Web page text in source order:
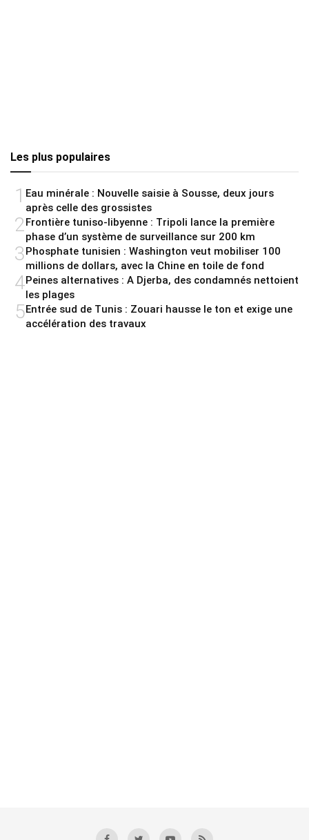
Les plus populaires
1 Eau minérale : Nouvelle saisie à Sousse, deux jours
après celle des grossistes
2Frontière tuniso-libyenne : Tripoli lance la première
phase d’un système de surveillance sur 200 km
3Phosphate tunisien : Washington veut mobiliser 100
millions de dollars, avec la Chine en toile de fond
4Peines alternatives : A Djerba, des condamnés nettoient
les plages
5Entrée sud de Tunis : Zouari hausse le ton et exige une
accélération des travaux